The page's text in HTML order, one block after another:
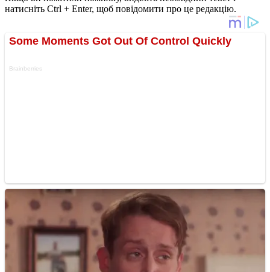
натисніть Ctrl + Enter, щоб повідомити про це редакцію.